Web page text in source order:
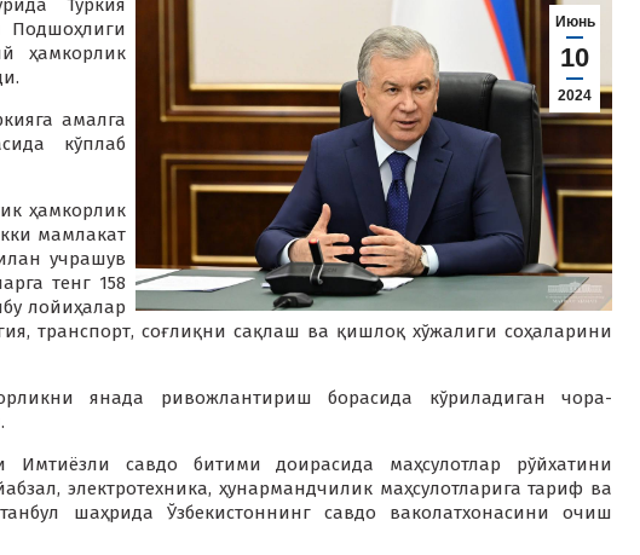
Июнь
10
2024
Туркия
Подшоҳлиги
ҳамкорлик
амалга
кўплаб
ҳамкорлик
мамлакат
учрашув
тенг 158
лойиҳалар
транспорт, соғлиқни сақлаш ва қишлоқ хўжалиги соҳаларини
янада ривожлантириш борасида кўриладиган чора-
Имтиёзли савдо битими доирасида маҳсулотлар рўйхатини
электротехника, ҳунармандчилик маҳсулотларига тариф ва
шаҳрида Ўзбекистоннинг савдо ваколатхонасини очиш